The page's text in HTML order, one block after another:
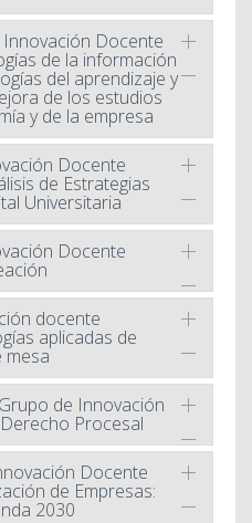
Docente
de la información
del aprendizaje y
de los estudios
y de la empresa
Docente
de Estrategias
Universitaria
Docente
docente
aplicadas de
mesa
de Innovación
Procesal
Docente
de Empresas:
2030